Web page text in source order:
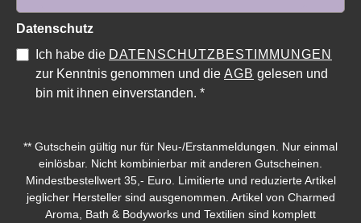
Datenschutz
Ich habe die DATENSCHUTZBESTIMMUNGEN
zur Kenntnis genommen und die AGB gelesen und
bin mit ihnen einverstanden. *
** Gutschein gültig nur für Neu-/Erstanmeldungen. Nur einmal
einlösbar. Nicht kombinierbar mit anderen Gutscheinen.
Mindestbestellwert 35,- Euro. Limitierte und reduzierte Artikel
jeglicher Hersteller sind ausgenommen. Artikel von Charmed
Aroma, Bath & Bodyworks und Textilien sind komplett